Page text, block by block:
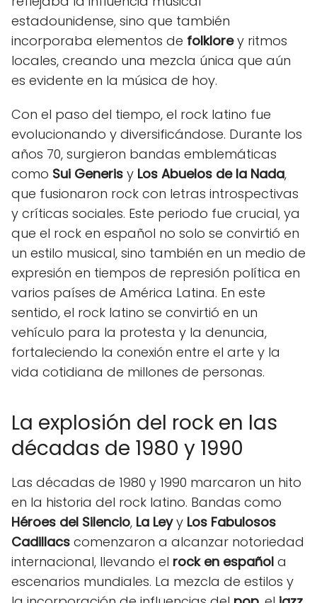
estadounidense, sino que también
incorporaba elementos de folklorey ritmos
locales, creando una mezcla única que aún
es evidente en la música de hoy.
Con el paso del tiempo, el rock latino fue
evolucionando y diversificándose. Durante los
años 70, surgieron bandas emblemáticas
como Sui Generis y Los Abuelos de la Nada,
que fusionaron rock con letras introspectivas
y críticas sociales. Este periodo fue crucial, ya
que el rock en español no solo se convirtió en
un estilo musical, sino también en un medio de
expresión en tiempos de represión política en
varios países de América Latina. En este
sentido, el rock latino se convirtió en un
vehículo para la protesta y la denuncia,
fortaleciendo la conexión entre el arte y la
vida cotidiana de millones de personas.
La explosión del rock en las
décadas de 1980 y 1990
Las décadas de 1980 y 1990 marcaron un hito
en la historia del rock latino. Bandas como
Héroes del Silencio, La Leyy Los Fabulosos
Cadillacs comenzaron a alcanzar notoriedad
internacional, llevando el rock en español a
escenarios mundiales. La mezcla de estilos y